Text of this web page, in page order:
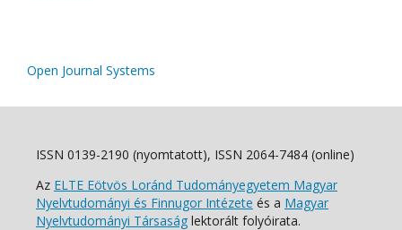
Open Journal Systems
ISSN 0139-2190 (nyomtatott), ISSN 2064-7484 (online)
Az ELTE Eötvös Loránd Tudományegyetem Magyar
Nyelvtudományi és Finnugor Intézete és a Magyar
Nyelvtudományi Társaság lektorált folyóirata.